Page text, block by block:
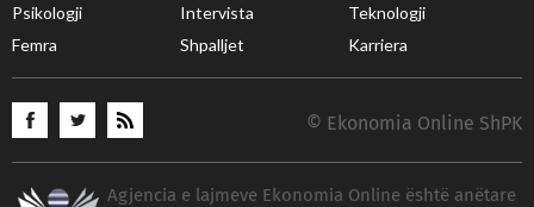
Psikologji
Intervista
Teknologji
Femra
Shpalljet Karriera
© Ekonomia Online ShPK
Agjencia e lajmeve Ekonomia Online është anëtare